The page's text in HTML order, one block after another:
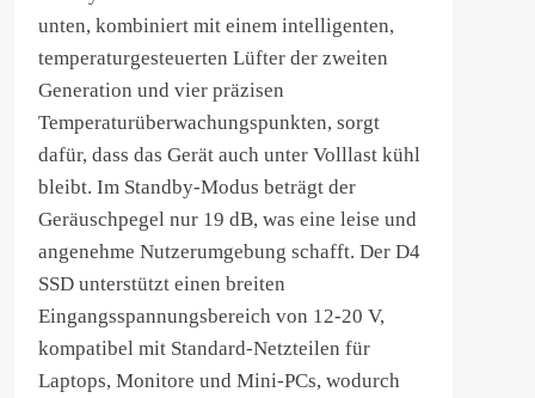
unten, kombiniert mit einem intelligenten,
temperaturgesteuerten Lüfter der zweiten
Generation und vier präzisen
Temperaturüberwachungspunkten, sorgt
dafür, dass das Gerät auch unter Volllast kühl
bleibt. Im Standby-Modus beträgt der
Geräuschpegel nur 19 dB, was eine leise und
angenehme Nutzerumgebung schafft. Der D4
SSD unterstützt einen breiten
Eingangsspannungsbereich von 12-20 V,
kompatibel mit Standard-Netzteilen für
Laptops, Monitore und Mini-PCs, wodurch